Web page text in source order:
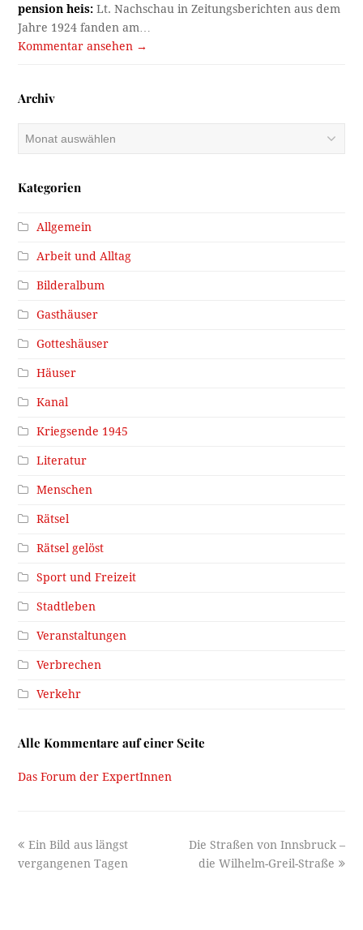
pension heis: Lt. Nachschau in Zeitungsberichten aus dem
Jahre 1924 fanden am…
Kommentar ansehen →
Archiv
Kategorien
Allgemein
Arbeit und Alltag
Bilderalbum
Gasthäuser
Gotteshäuser
Häuser
Kanal
Kriegsende 1945
Literatur
Menschen
Rätsel
Rätsel gelöst
Sport und Freizeit
Stadtleben
Veranstaltungen
Verbrechen
Verkehr
Alle Kommentare auf einer Seite
Das Forum der ExpertInnen
previous
post:
Ein Bild aus längst
vergangenen Tagen
next
post:
Die Straßen von Innsbruck –
die Wilhelm-Greil-Straße